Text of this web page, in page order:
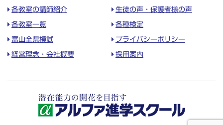
各教室の講師紹介 生徒の声・保護者様の声
各教室一覧 各種検定
富山全県模試 プライバシーポリシー
経営理念・会社概要 採用案内